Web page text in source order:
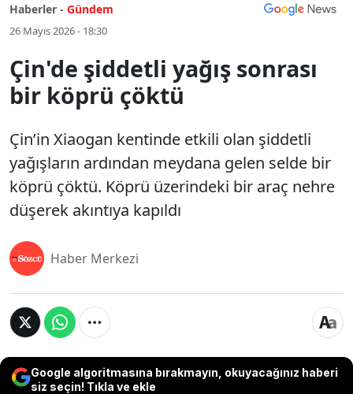
Haberler - Gündem
26 Mayıs 2026 - 18:30
Çin'de şiddetli yağış sonrası
bir köprü çöktü
Çin’in Xiaogan kentinde etkili olan şiddetli
yağışların ardından meydana gelen selde bir
köprü çöktü. Köprü üzerindeki bir araç nehre
düşerek akıntıya kapıldı
Haber Merkezi
Google algoritmasına bırakmayın, okuyacağınız haberi
siz seçin! Tıkla ve ekle